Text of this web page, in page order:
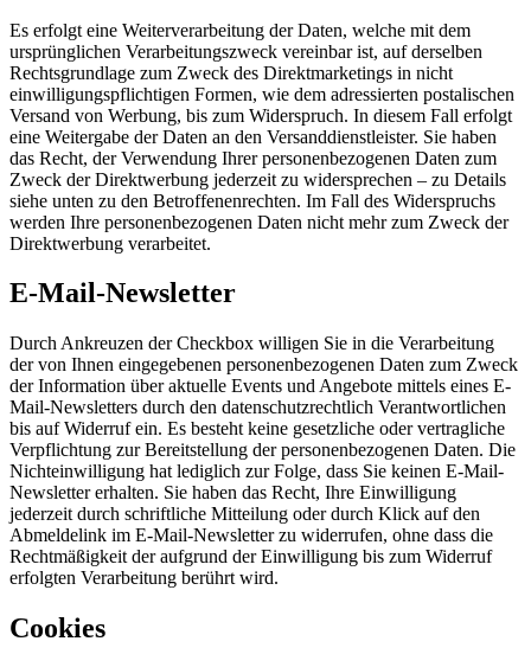
Es erfolgt eine Weiterverarbeitung der Daten, welche mit dem
ursprünglichen Verarbeitungszweck vereinbar ist, auf derselben
Rechtsgrundlage zum Zweck des Direktmarketings in nicht
einwilligungspflichtigen Formen, wie dem adressierten postalischen
Versand von Werbung, bis zum Widerspruch. In diesem Fall erfolgt
eine Weitergabe der Daten an den Versanddienstleister. Sie haben
das Recht, der Verwendung Ihrer personenbezogenen Daten zum
Zweck der Direktwerbung jederzeit zu widersprechen – zu Details
siehe unten zu den Betroffenenrechten. Im Fall des Widerspruchs
werden Ihre personenbezogenen Daten nicht mehr zum Zweck der
Direktwerbung verarbeitet.
E-Mail-Newsletter
Durch Ankreuzen der Checkbox willigen Sie in die Verarbeitung
der von Ihnen eingegebenen personenbezogenen Daten zum Zweck
der Information über aktuelle Events und Angebote mittels eines E-
Mail-Newsletters durch den datenschutzrechtlich Verantwortlichen
bis auf Widerruf ein. Es besteht keine gesetzliche oder vertragliche
Verpflichtung zur Bereitstellung der personenbezogenen Daten. Die
Nichteinwilligung hat lediglich zur Folge, dass Sie keinen E-Mail-
Newsletter erhalten. Sie haben das Recht, Ihre Einwilligung
jederzeit durch schriftliche Mitteilung oder durch Klick auf den
Abmeldelink im E-Mail-Newsletter zu widerrufen, ohne dass die
Rechtmäßigkeit der aufgrund der Einwilligung bis zum Widerruf
erfolgten Verarbeitung berührt wird.
Cookies